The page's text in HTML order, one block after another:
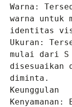
Warna:
warna untuk
identitas
Ukuran:
mulai dari S
disesuaikan
diminta.
Keunggulan